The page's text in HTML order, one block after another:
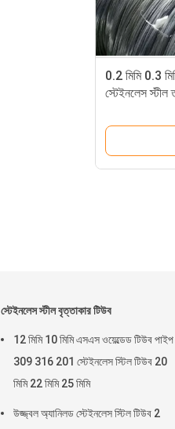
0.2 মিমি 0.3
স্টেইনলেস স্টীল
স্টেইনলেস স্টীল বৃত্তাকার টিউব
12 মিমি 10 মিমি এসএস ওয়েল্ডেড টিউব পাইপ
309 316 201 স্টেইনলেস স্টিল টিউব 20
মিমি 22 মিমি 25 মিমি
উজ্জ্বল অ্যানিলড স্টেইনলেস স্টিল টিউব 2